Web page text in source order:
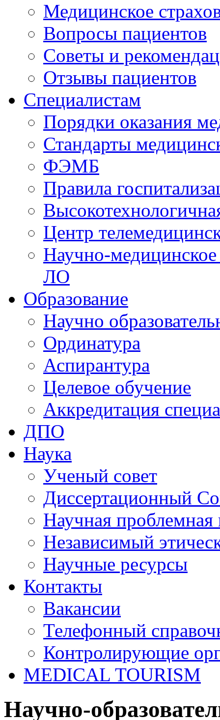
Медицинское
Вопросы пациентов
Советы и
Отзывы пациентов
Специалистам
Порядки оказания
Стандарты
ФЭМБ
Правила
Центр
Научно-
ЛО
Образование
Научно
Ординатура
Аспирантура
Целевое обучение
Аккредитация
ДПО
Наука
Ученый совет
Диссертационный
Научная проблемная
Независимый
Научные ресурсы
Контакты
Вакансии
Телефонный
Контролирующие
MEDICAL TOURISM
Научно-